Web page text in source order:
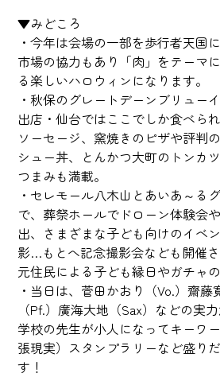
▼みどころ
・今年は会場の一部を歩行者天国
市場の協力もあり「肉」をテーマ
る楽しいハロウィンになります。
・秋保のグレートデーンブリュー
出店・仙台ではここでしか食べら
ソーセージ、窯焼きのピザや評判
シュー丼、とんかつ大町のトンカ
つまみも満載。
・セレモール八木山とあいあ～る
で、葬祭ホールでドローン体験会
出、さまざまな子ども向けのイベ
影…もとへ記念撮影会なども開催
元住民による子ども縁日やガチャ
・当日は、菅田かおり（Vo.）齋
（Pf.）廣海大地（Sax）などの実
学校の先生が小人になってキーワ
張現実）スタンプラリーなど盛り
す！